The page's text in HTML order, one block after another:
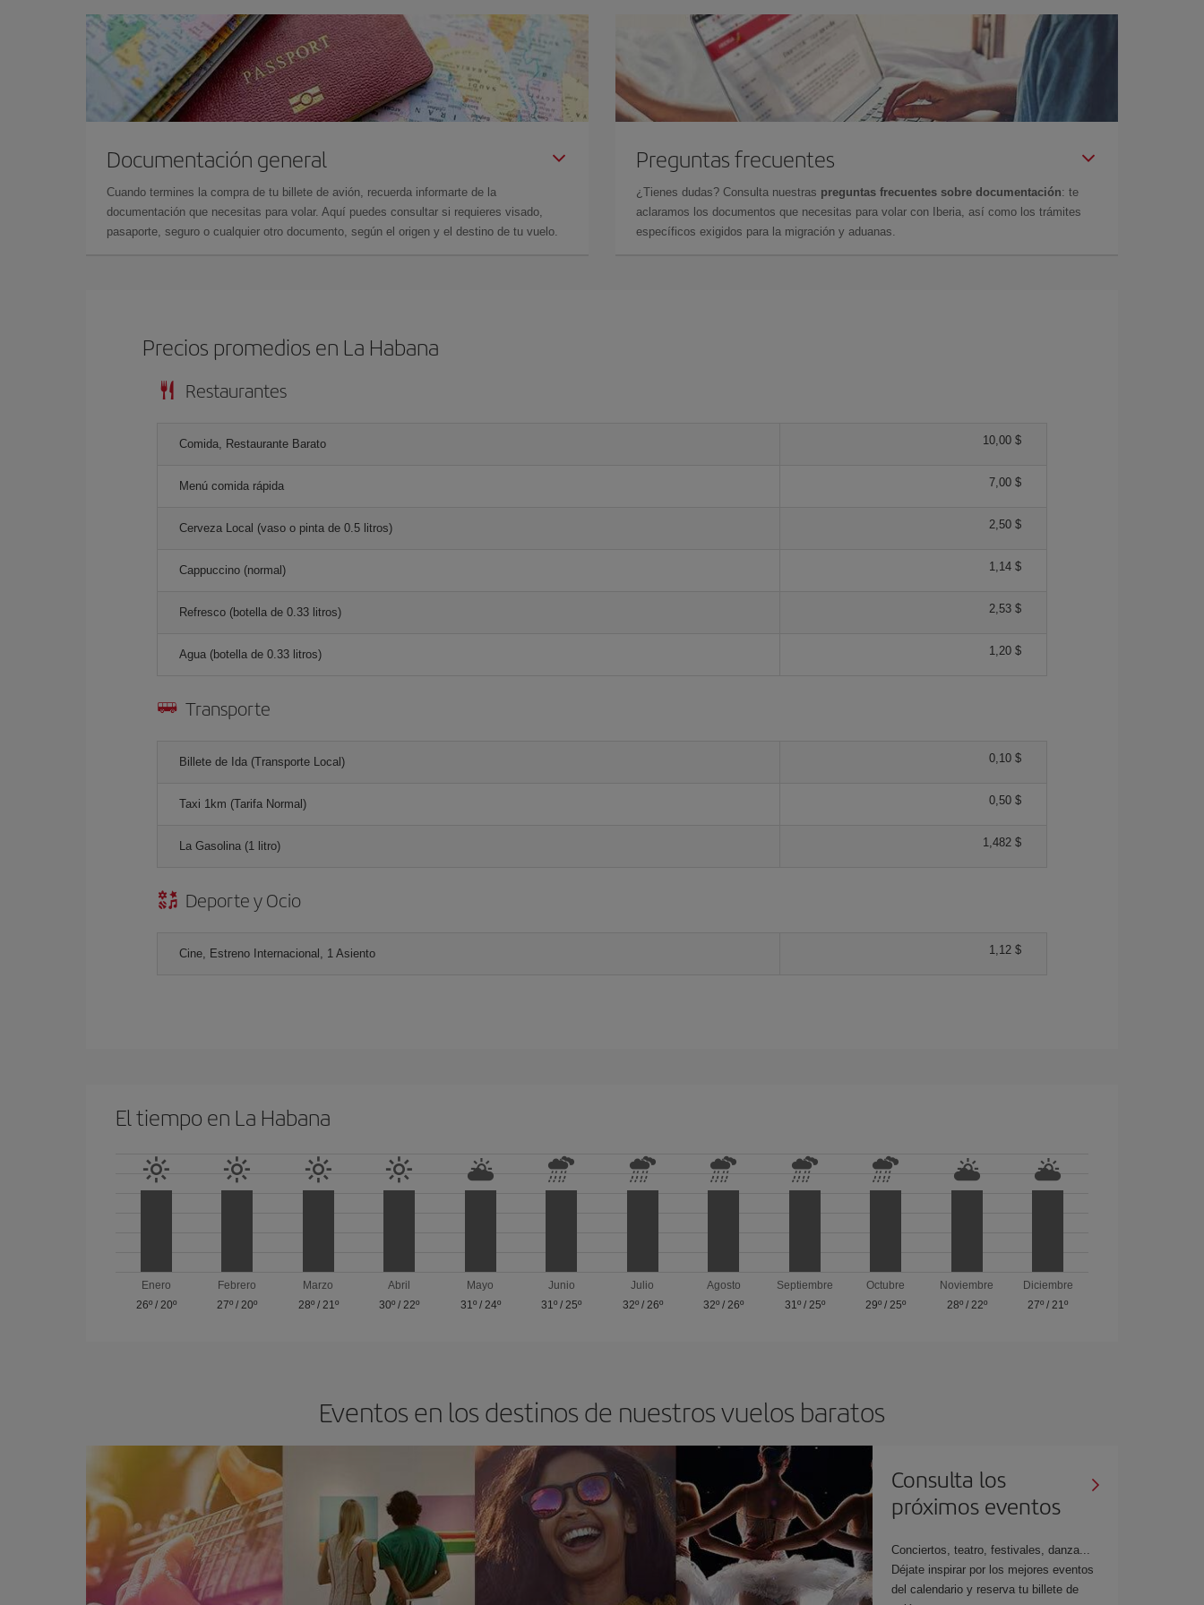
Documentación general
Cuando termines la compra de tu billete de avión, recuerda informarte de la
documentación que necesitas para volar. Aquí puedes consultar si requieres visado,
pasaporte, seguro o cualquier otro documento, según el origen y el destino de tu vuelo.
Preguntas frecuentes
¿Tienes dudas? Consulta nuestras preguntas frecuentes sobre documentación: te
aclaramos los documentos que necesitas para volar con Iberia, así como los trámites
específicos exigidos para la migración y aduanas.
Precios promedios en La Habana
Restaurantes
Comida, Restaurante Barato 10,00 $
Menú comida rápida 7,00 $
Cerveza Local (vaso o pinta de 0.5 litros) 2,50 $
Cappuccino (normal) 1,14 $
Refresco (botella de 0.33 litros) 2,53 $
Agua (botella de 0.33 litros) 1,20 $
Transporte
Billete de Ida (Transporte Local) 0,10 $
Taxi 1km (Tarifa Normal) 0,50 $
La Gasolina (1 litro) 1,482 $
Deporte y Ocio
Cine, Estreno Internacional, 1 Asiento 1,12 $
El tiempo en La Habana
Enero
26º/ 20º
Febrero
27º / 20º
Marzo
28º/ 21º
Abril
30º / 22º
Mayo
31º/ 24º
Junio
31º / 25º
Julio
32º/ 26º
Agosto
32º / 26º
Septiembre
31º/ 25º
Octubre
29º / 25º
Noviembre
28º/ 22º
Diciembre
27º / 21º
Eventos en los destinos de nuestros vuelos baratos
Consulta los
próximos eventos
Conciertos, teatro, festivales, danza...
Déjate inspirar por los mejores eventos
del calendario y reserva tu billete de